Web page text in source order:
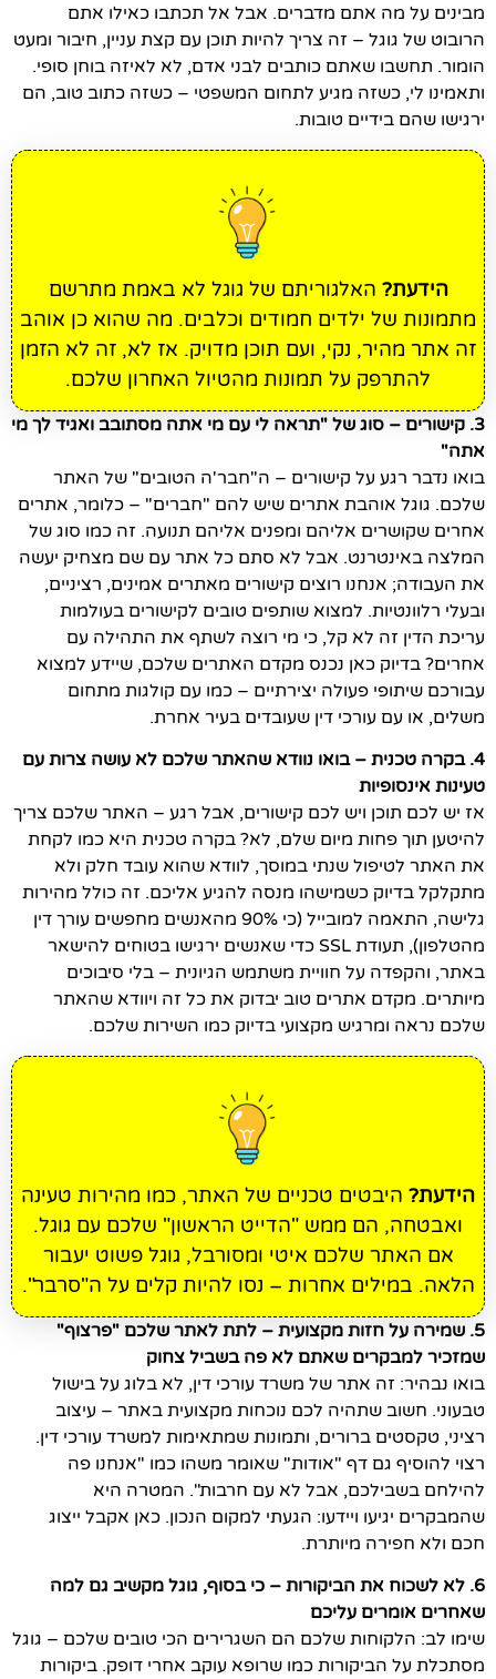
מבינים על מה אתם מדברים. אבל אל תכתבו כאילו אתם
הרובוט של גוגל – זה צריך להיות תוכן עם קצת עניין, חיבור ומעט
הומור. תחשבו שאתם כותבים לבני אדם, לא לאיזה בוחן סופי.
ותאמינו לי, כשזה מגיע לתחום המשפטי – כשזה כתוב טוב, הם
ירגישו שהם בידיים טובות.
הידעת? האלגוריתם של גוגל לא באמת מתרשם
מתמונות של ילדים חמודים וכלבים. מה שהוא כן אוהב
זה אתר מהיר, נקי, ועם תוכן מדויק. אז לא, זה לא הזמן
להתרפק על תמונות מהטיול האחרון שלכם.
3. קישורים – סוג של "תראה לי עם מי אתה מסתובב ואגיד לך מי
אתה"
בואו נדבר רגע על קישורים – ה"חבר'ה הטובים" של האתר
שלכם. גוגל אוהבת אתרים שיש להם "חברים" – כלומר, אתרים
אחרים שקושרים אליהם ומפנים אליהם תנועה. זה כמו סוג של
המלצה באינטרנט. אבל לא סתם כל אתר עם שם מצחיק יעשה
את העבודה; אנחנו רוצים קישורים מאתרים אמינים, רציניים,
ובעלי רלוונטיות. למצוא שותפים טובים לקישורים בעולמות
עריכת הדין זה לא קל, כי מי רוצה לשתף את התהילה עם
אחרים? בדיוק כאן נכנס מקדם האתרים שלכם, שיידע למצוא
עבורכם שיתופי פעולה יצירתיים – כמו עם קולגות מתחום
משלים, או עם עורכי דין שעובדים בעיר אחרת.
4. בקרה טכנית – בואו נוודא שהאתר שלכם לא עושה צרות עם
טעינות אינסופיות
אז יש לכם תוכן ויש לכם קישורים, אבל רגע – האתר שלכם צריך
להיטען תוך פחות מיום שלם, לא? בקרה טכנית היא כמו לקחת
את האתר לטיפול שנתי במוסך, לוודא שהוא עובד חלק ולא
מתקלקל בדיוק כשמישהו מנסה להגיע אליכם. זה כולל מהירות
גלישה, התאמה למובייל (כי 90% מהאנשים מחפשים עורך דין
מהטלפון), תעודת SSL כדי שאנשים ירגישו בטוחים להישאר
באתר, והקפדה על חוויית משתמש הגיונית – בלי סיבוכים
מיותרים. מקדם אתרים טוב יבדוק את כל זה ויוודא שהאתר
שלכם נראה ומרגיש מקצועי בדיוק כמו השירות שלכם.
הידעת? היבטים טכניים של האתר, כמו מהירות טעינה
ואבטחה, הם ממש "הדייט הראשון" שלכם עם גוגל.
אם האתר שלכם איטי ומסורבל, גוגל פשוט יעבור
הלאה. במילים אחרות – נסו להיות קלים על ה"סרבר".
5. שמירה על חזות מקצועית – לתת לאתר שלכם "פרצוף"
שמזכיר למבקרים שאתם לא פה בשביל צחוק
בואו נבהיר: זה אתר של משרד עורכי דין, לא בלוג על בישול
טבעוני. חשוב שתהיה לכם נוכחות מקצועית באתר – עיצוב
רציני, טקסטים ברורים, ותמונות שמתאימות למשרד עורכי דין.
רצוי להוסיף גם דף "אודות" שאומר משהו כמו "אנחנו פה
להילחם בשבילכם, אבל לא עם חרבות". המטרה היא
שהמבקרים יגיעו ויידעו: הגעתי למקום הנכון. כאן אקבל ייצוג
חכם ולא חפירה מיותרת.
6. לא לשכוח את הביקורות – כי בסוף, גוגל מקשיב גם למה
שאחרים אומרים עליכם
שימו לב: הלקוחות שלכם הם השגרירים הכי טובים שלכם – גוגל
מסתכלת על הביקורות כמו שרופא עוקב אחרי דופק. ביקורות